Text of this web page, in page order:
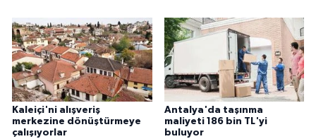
Kaleiçi'ni alışveriş
merkezine dönüştürmeye
çalışıyorlar
Antalya'da taşınma
maliyeti 186 bin TL'yi
buluyor